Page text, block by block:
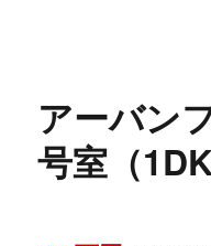
アーバン
号室（1DK